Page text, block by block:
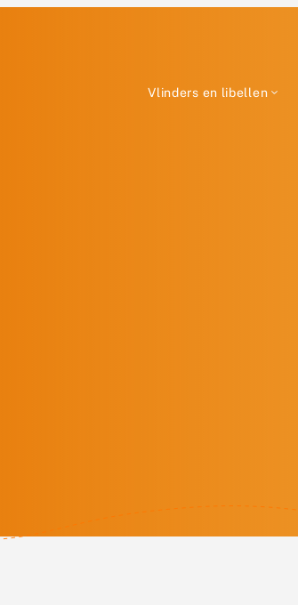
Vlinders en libellen